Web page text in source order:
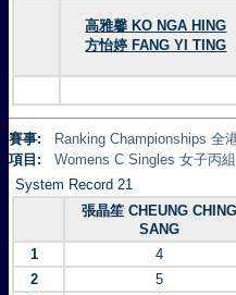
高雅馨 KO NGA HING
方怡婷 FANG YI TING
賽事:
Ranking Championships 全
項目:
Womens C Singles 女子丙組
System Record 21
張晶笙 CHEUNG CHING
SANG
1 4
2
5